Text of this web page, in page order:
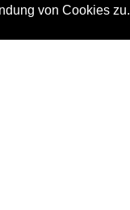
von Cookies zu.